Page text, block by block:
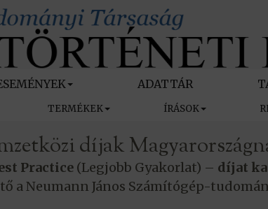
ADATTÁR
TERMÉKEK ÍRÁSOK
díjak
Practice (Legjobb Gyakorlat) – díjat
a Neumann János Számítógép-